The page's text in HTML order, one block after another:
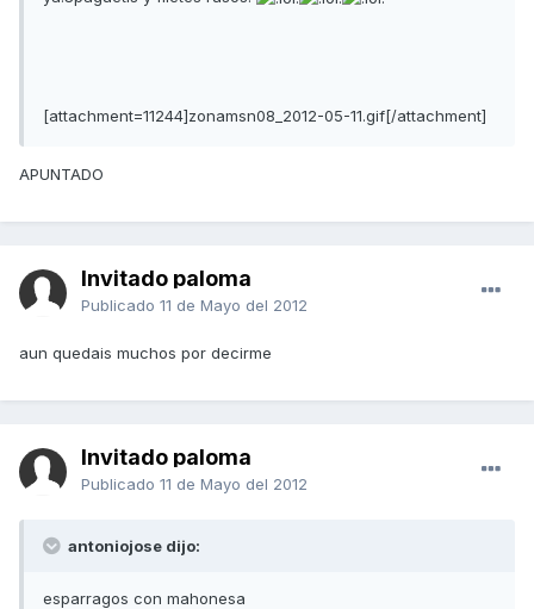
[attachment=11244]zonamsn08_2012-05-11.gif[/attachment]
APUNTADO
Invitado paloma
Publicado 11 de Mayo del 2012
aun quedais muchos por decirme
Invitado paloma
Publicado 11 de Mayo del 2012
antoniojose dijo:
esparragos con mahonesa